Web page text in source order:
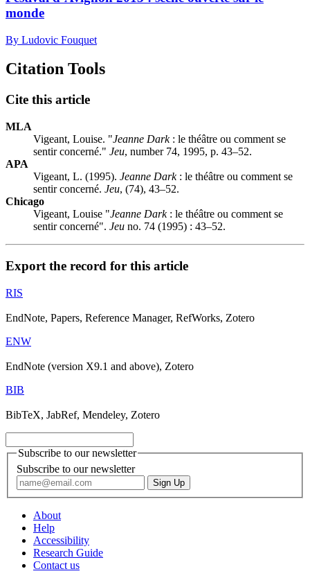
monde
By Ludovic Fouquet
Citation Tools
Cite this article
MLA
Vigeant, Louise. "Jeanne Dark: le théâtre ou comment se
sentir concerné." Jeu, number 74, 1995, p. 43–52.
APA
Vigeant, L. (1995). Jeanne Dark: le théâtre ou comment se
sentir concerné. Jeu, (74), 43–52.
Chicago
Vigeant, Louise "Jeanne Dark: le théâtre ou comment se
sentir concerné". Jeu no. 74 (1995) : 43–52.
Export the record for this article
RIS
EndNote, Papers, Reference Manager, RefWorks, Zotero
ENW
EndNote (version X9.1 and above), Zotero
BIB
BibTeX, JabRef, Mendeley, Zotero
Subscribe to our newsletter
Subscribe to our newsletter
About
Help
Accessibility
Research Guide
Contact us